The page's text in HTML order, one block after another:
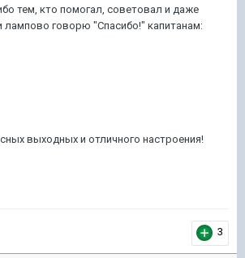
тем, кто помогал, советовал и даже
лампово говорю "Спасибо!" капитанам:
выходных и отличного настроения!
3